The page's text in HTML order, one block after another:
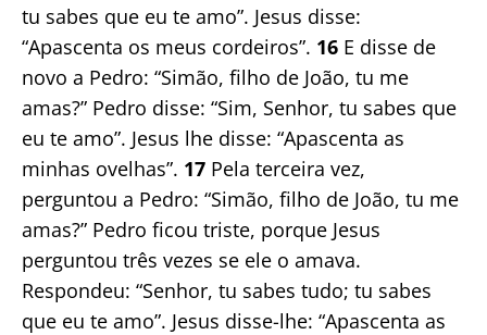
tu sabes que eu te amo”. Jesus disse:
“Apascenta os meus cordeiros”. 16 E disse de
novo a Pedro: “Simão, filho de João, tu me
amas?” Pedro disse: “Sim, Senhor, tu sabes que
eu te amo”. Jesus lhe disse: “Apascenta as
minhas ovelhas”. 17 Pela terceira vez,
perguntou a Pedro: “Simão, filho de João, tu me
amas?” Pedro ficou triste, porque Jesus
perguntou três vezes se ele o amava.
Respondeu: “Senhor, tu sabes tudo; tu sabes
que eu te amo”. Jesus disse-lhe: “Apascenta as